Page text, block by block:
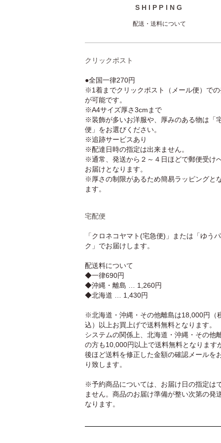
SHIPPING
配送・送料について
クリックポスト
●全国一律270円
※1着までクリックポスト（メール便）での
が可能です。
※A4サイズ厚さ3cmまで
※装飾が多いお洋服や、厚みのある物は「
便」をお選びください。
※追跡サービスあり
※配達日時の指定は出来ません。
※通常、発送から２～４日ほどで郵便受け
お届けとなります。
※厚さの制限があるため簡易ラッピングと
ます。
宅配便
「クロネコヤマト(宅急便)」または「ゆう
ク」でお届けします。
配送料について
◆一律690円
◆沖縄・離島 … 1,260円
◆北海道 … 1,430円
※北海道・沖縄・その他離島は18,000円（
込）以上お買上げで送料無料となります。
システムの関係上、北海道・沖縄・その他
の方も10,000円以上で送料無料となります
後ほど送料を修正した金額の確認メールを
り致します。
※予約商品については、お届け日の指定は
ません。商品のお届け準備が整い次第の発
なります。